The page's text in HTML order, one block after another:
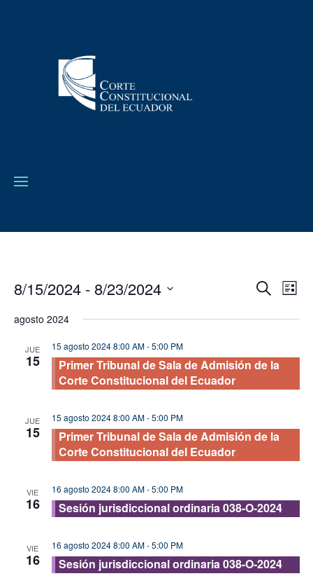
vistas
de
Buscar
Lista
8/15/2024 - 8/23/2024
fecha.
agosto 2024
JUE
15
15 agosto 2024 8:00 AM-5:00 PM
Primer Tribunal de Sala de Admisión de la
Corte Constitucional del Ecuador
JUE
15
15 agosto 2024 8:00 AM-5:00 PM
Primer Tribunal de Sala de Admisión de la
Corte Constitucional del Ecuador
VIE
16
16 agosto 2024 8:00 AM-5:00 PM
Sesión jurisdiccional ordinaria 038-O-2024
VIE
16
16 agosto 2024 8:00 AM-5:00 PM
Sesión jurisdiccional ordinaria 038-O-2024